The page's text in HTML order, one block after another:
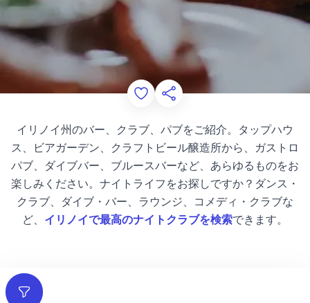
Add to Favorites
このページを共有する
イリノイ州のバー、クラブ、パブをご紹介。タップハウ
ス、ビアガーデン、クラフトビール醸造所から、ガストロ
パブ、ダイブバー、ブルースバーなど、あらゆるものをお
楽しみください。ナイトライフをお探しですか？ダンス・
クラブ、ダイブ・バー、ラウンジ、コメディ・クラブな
ど、 イリノイで最高のナイトクラブを検索できます。
フィルター